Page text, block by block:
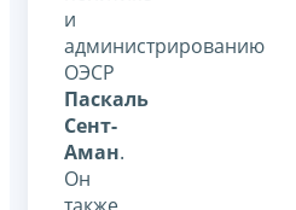
и
администрированию
ОЭСР
Паскаль
Сент-
Аман.
Он
также